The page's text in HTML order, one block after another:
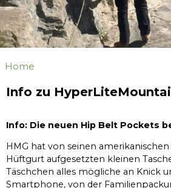
Home
Info zu
Info: Die neuen Hip Belt Pockets
HMG hat von seinen
Hüftgurt aufgesetzten kleinen
Täschchen alles mögliche an Knick
Smartphone, von der